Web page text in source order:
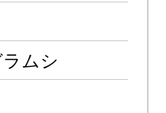
ムシ